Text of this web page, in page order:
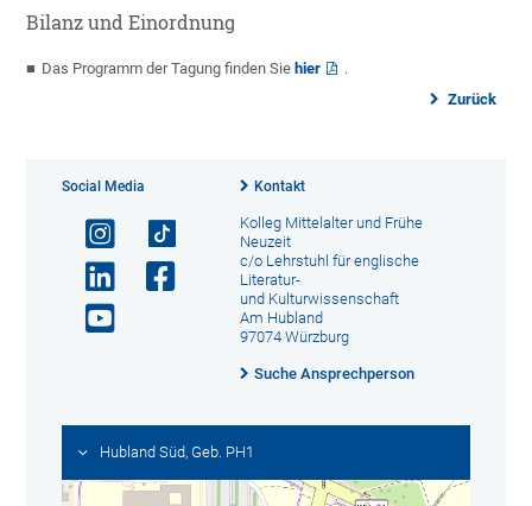
Bilanz und Einordnung
Das Programm der Tagung finden Sie hier
.
Zurück
Social Media Kontakt
Kolleg Mittelalter und Frühe
Neuzeit
c/o Lehrstuhl für englische
Literatur-
und Kulturwissenschaft
Am Hubland
97074 Würzburg
Suche Ansprechperson
Hubland Süd, Geb. PH1